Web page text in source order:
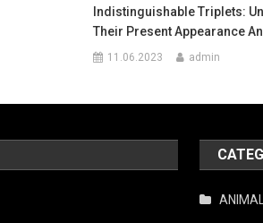
Indistinguishable Triplets:
Their Present Appearance
11.06.2023 admin